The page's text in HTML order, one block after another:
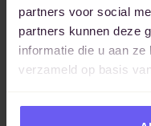
partners voor social
partners kunnen deze
informatie die u aan
verzameld op basis
Zoals yoga je lichaam
je coachhouding